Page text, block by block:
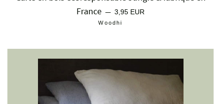
France — Prix régulier
3,95 EUR
Woodhi